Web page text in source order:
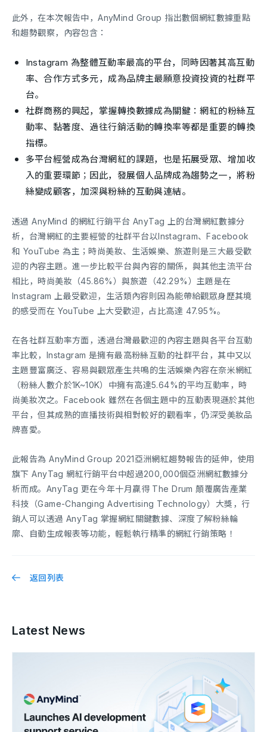
此外，在本次報告中，AnyMind Group 指出數個網紅數據重點
和趨勢觀察，內容包含：
Instagram 為整體互動率最高的平台，同時因著其高互動
率、合作方式多元，成為品牌主最願意投資投資的社群平
台。
社群商務的興起，掌握轉換數據成為關鍵：網紅的粉絲互
動率、黏著度、過往行銷活動的轉換率等都是重要的轉換
指標。
多平台經營成為台灣網紅的課題，也是拓展受眾、增加收
入的重要環節；因此，發展個人品牌成為趨勢之一，將粉
絲變成顧客，加深與粉絲的互動與連結。
透過 AnyMind 的網紅行銷平台 AnyTag 上的台灣網紅數據分
析，台灣網紅的主要經營的社群平台以Instagram、Facebook
和 YouTube 為主；時尚美妝、生活娛樂、旅遊則是三大最受歡
迎的內容主題。進一步比較平台與內容的關係，與其他主流平台
相比，時尚美妝（45.86%）與旅遊（42.29%）主題是在
Instagram 上最受歡迎，生活類內容則因為能帶給觀眾身歷其境
的感受而在 YouTube 上大受歡迎，占比高達 47.95%。
在各社群互動率方面，透過台灣最歡迎的內容主題與各平台互動
率比較，Instagram 是擁有最高粉絲互動的社群平台，其中又以
主題豐富廣泛、容易與觀眾產生共鳴的生活娛樂內容在奈米網紅
（粉絲人數介於1K~10K）中擁有高達5.64%的平均互動率，時
尚美妝次之。Facebook 雖然在各個主題中的互動表現遜於其他
平台，但其成熟的直播技術與相對較好的觀看率，仍深受美妝品
牌喜愛。
此報告為 AnyMind Group 2021亞洲網紅趨勢報告的延伸，使用
旗下 AnyTag 網紅行銷平台中超過200,000個亞洲網紅數據分
析而成。AnyTag 更在今年十月贏得 The Drum 顛覆廣告產業
科技（Game-Changing Advertising Technology）大獎，行
銷人可以透過 AnyTag 掌握網紅關鍵數據、深度了解粉絲輪
廓、自動生成報表等功能，輕鬆執行精準的網紅行銷策略！
返回列表
Latest News